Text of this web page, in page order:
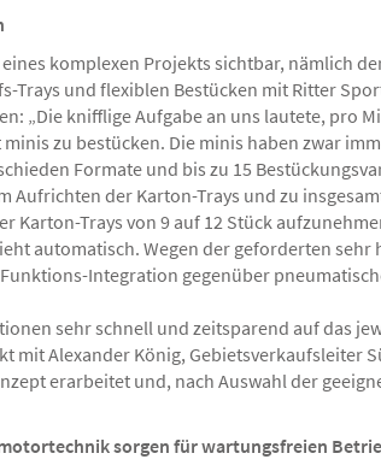
komplexen Projekts sichtbar, nämlich
und flexiblen Bestücken mit Ritter
„Die knifflige Aufgabe an uns lautete, pro
zu bestücken. Die minis haben zwar
Formate und bis zu 15
der Karton-Trays und zu
Karton-Trays von 9 auf 12 Stück
automatisch. Wegen der geforderten
Integration gegenüber
sehr schnell und zeitsparend auf das
mit Alexander König, Gebietsverkaufsleiter
erarbeitet und, nach Auswahl der
sorgen für wartungsfreien